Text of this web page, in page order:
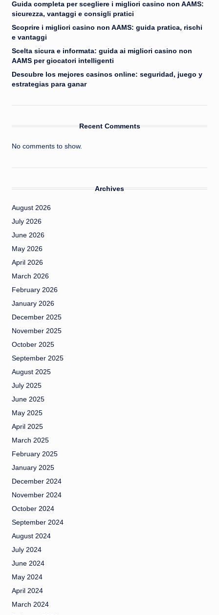
Guida completa per scegliere i migliori casino non AAMS:
sicurezza, vantaggi e consigli pratici
Scoprire i migliori casino non AAMS: guida pratica, rischi
e vantaggi
Scelta sicura e informata: guida ai migliori casino non
AAMS per giocatori intelligenti
Descubre los mejores casinos online: seguridad, juego y
estrategias para ganar
Recent Comments
No comments to show.
Archives
August 2026
July 2026
June 2026
May 2026
April 2026
March 2026
February 2026
January 2026
December 2025
November 2025
October 2025
September 2025
August 2025
July 2025
June 2025
May 2025
April 2025
March 2025
February 2025
January 2025
December 2024
November 2024
October 2024
September 2024
August 2024
July 2024
June 2024
May 2024
April 2024
March 2024